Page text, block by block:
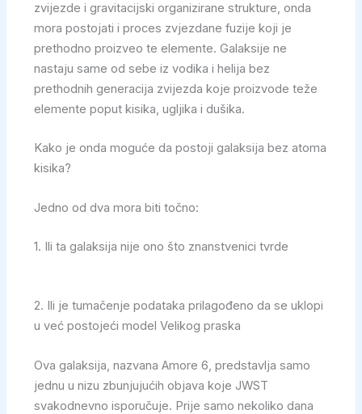
zvijezde i gravitacijski organizirane strukture, onda
mora postojati i proces zvjezdane fuzije koji je
prethodno proizveo te elemente. Galaksije ne
nastaju same od sebe iz vodika i helija bez
prethodnih generacija zvijezda koje proizvode teže
elemente poput kisika, ugljika i dušika.
Kako je onda moguće da postoji galaksija bez atoma
kisika?
Jedno od dva mora biti točno:
1. Ili ta galaksija nije ono što znanstvenici tvrde
2. Ili je tumačenje podataka prilagođeno da se uklopi
u već postojeći model Velikog praska
Ova galaksija, nazvana Amore 6, predstavlja samo
jednu u nizu zbunjujućih objava koje JWST
svakodnevno isporučuje. Prije samo nekoliko dana